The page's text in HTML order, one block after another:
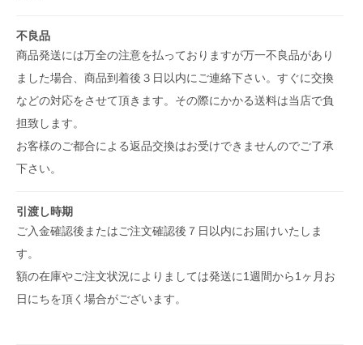
不良品
商品発送には万全の注意を払っておりますが万一不良品があり
ました場合、商品到着後３日以内にご連絡下さい。すぐに交換
などの対応をさせて頂きます。その際にかかる送料は当店で負
担致します。
お客様のご都合による返品交換はお受けできませんのでご了承
下さい。
引渡し時期
ご入金確認後またはご注文確認後７日以内にお届けいたしま
す。
額の在庫やご注文状況によりましては発送に1週間から1ヶ月お
日にちを頂く場合がございます。